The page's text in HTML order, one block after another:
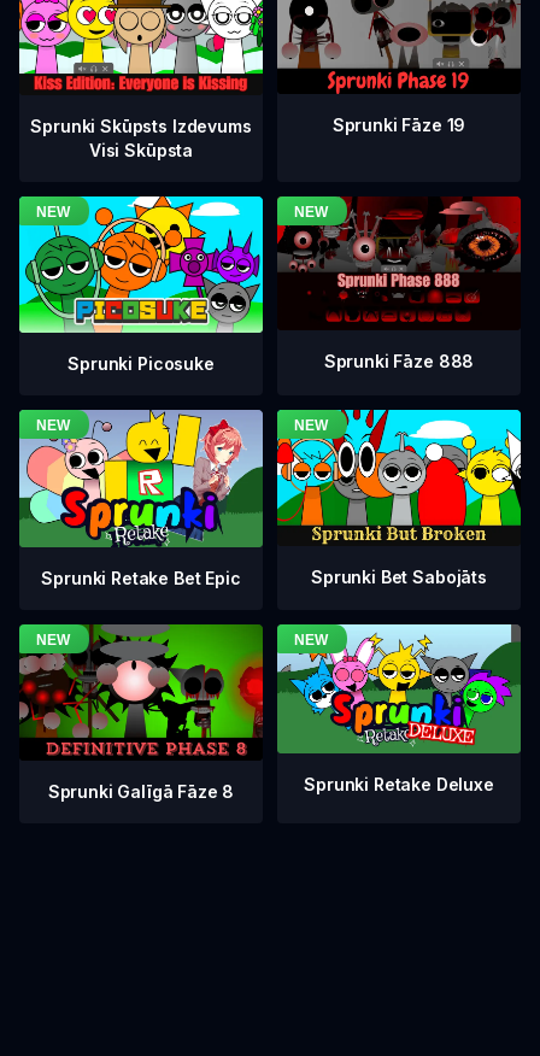
Sprunki Skūpsts Izdevums
Visi Skūpsta
Sprunki Fāze 19
Sprunki Picosuke Sprunki Fāze 888
Sprunki Retake Bet Epic Sprunki Bet Sabojāts
Sprunki Galīgā Fāze 8 Sprunki Retake Deluxe